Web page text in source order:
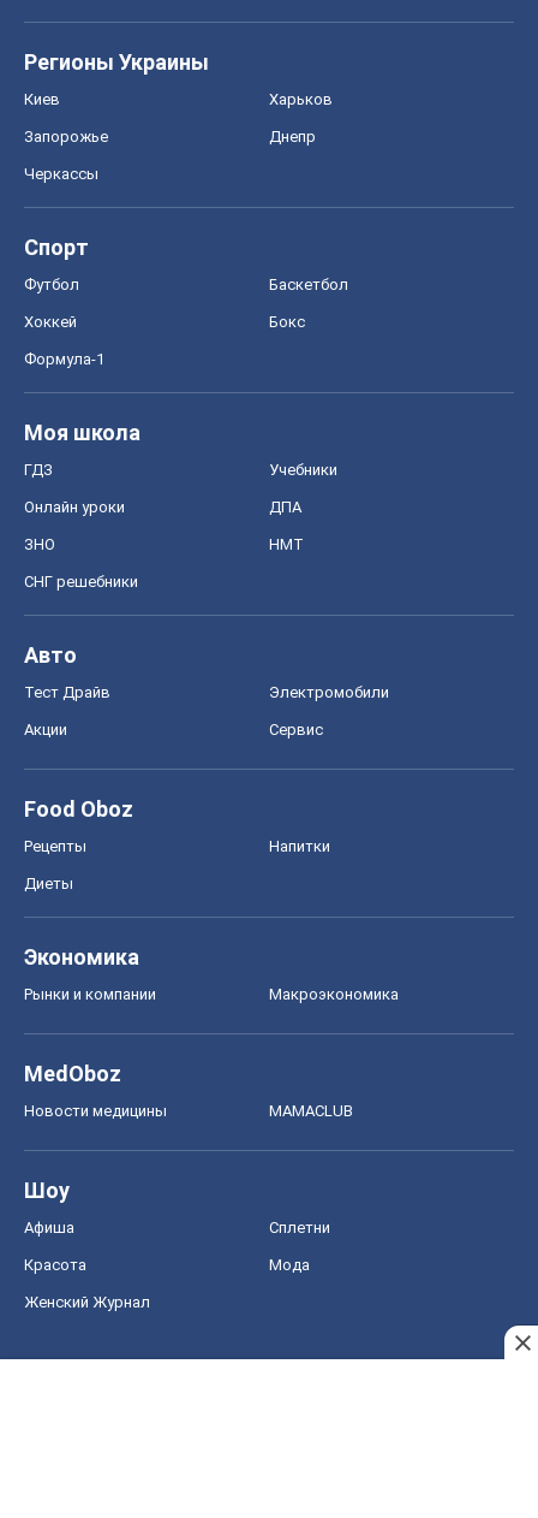
Регионы Украины
Киев Харьков
Запорожье Днепр
Черкассы
Спорт
Футбол Баскетбол
Хоккей Бокс
Формула-1
Моя школа
ГДЗ Учебники
Онлайн уроки ДПА
ЗНО НМТ
СНГ решебники
Авто
Тест Драйв Электромобили
Акции Сервис
Food Oboz
Рецепты Напитки
Диеты
Экономика
Рынки и компании Mакроэкономика
MedOboz
Новости медицины MAMACLUB
Шоу
Афиша Сплетни
Красота Мода
Женский Журнал